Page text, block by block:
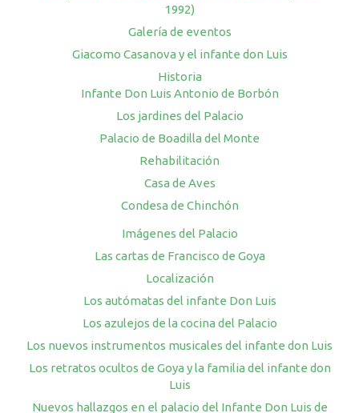
1992)
Galería de eventos
Giacomo Casanova y el infante don Luis
Historia
Infante Don Luis Antonio de Borbón
Los jardines del Palacio
Palacio de Boadilla del Monte
Rehabilitación
Casa de Aves
Condesa de Chinchón
Imágenes del Palacio
Las cartas de Francisco de Goya
Localización
Los autómatas del infante Don Luis
Los azulejos de la cocina del Palacio
Los nuevos instrumentos musicales del infante don Luis
Los retratos ocultos de Goya y la familia del infante don
Luis
Nuevos hallazgos en el palacio del Infante Don Luis de